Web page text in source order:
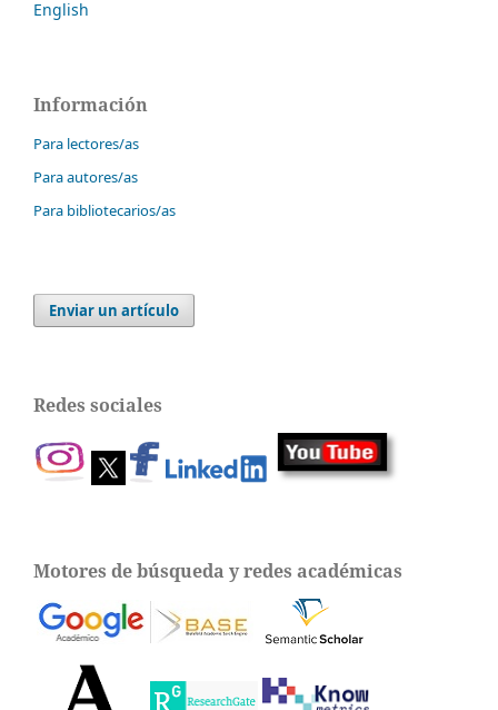
English
Información
Para lectores/as
Para autores/as
Para bibliotecarios/as
Enviar un artículo
Redes sociales
Motores de búsqueda y redes académicas